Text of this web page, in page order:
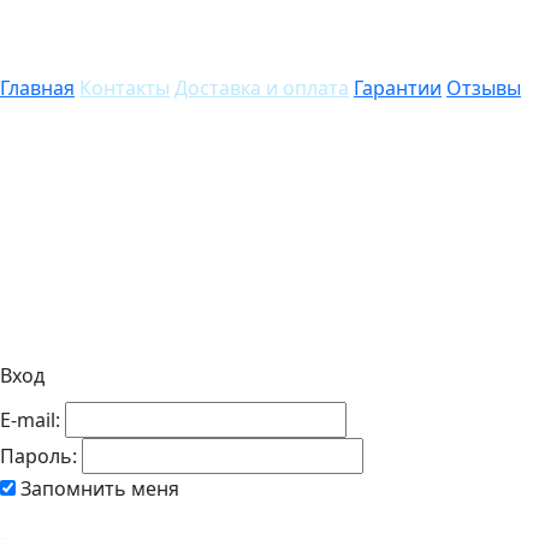
Главная Контакты Доставка и оплата Гарантии Отзывы
Вход
E-mail:
Пароль:
Запомнить меня